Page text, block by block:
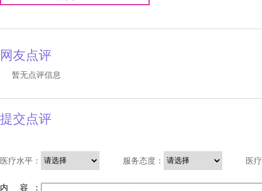
网友点评
暂无点评信息
提交点评
医疗水平： 服务态度： 医
内 容 ：